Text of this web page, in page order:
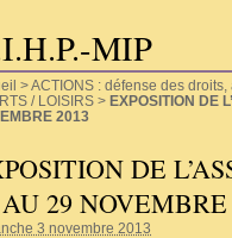
MIP
>ACTIONS : défense des
/ LOISIRS > EXPOSITION DE
2013
DE
29 NOVEMBRE
3 novembre 2013